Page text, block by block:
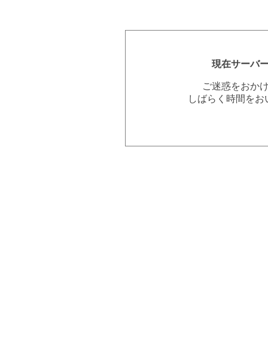
現在サーバ
ご迷惑をおか
しばらく時間を